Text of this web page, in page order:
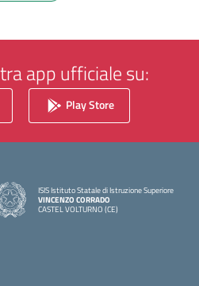
app ufficiale su:
Play Store
ISIS Istituto Statale di Istruzione Superiore
VINCENZO CORRADO
CASTEL VOLTURNO (CE)